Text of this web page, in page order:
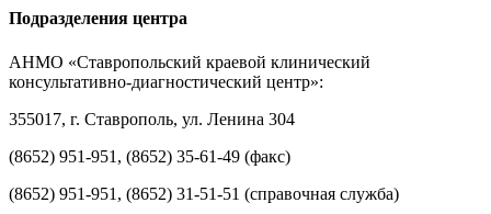
Подразделения центра
АНМО «Ставропольский краевой клинический
консультативно-диагностический центр»:
355017, г. Ставрополь, ул. Ленина 304
(8652) 951-951, (8652) 35-61-49 (факс)
(8652) 951-951, (8652) 31-51-51 (справочная служба)